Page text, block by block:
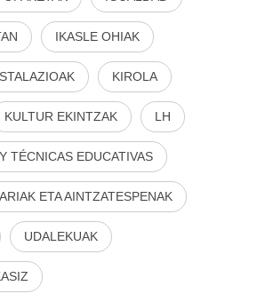
IKASLE OHIAK
KIROLA
KULTUR EKINTZAK LH
TÉCNICAS EDUCATIVAS
ETA AINTZATESPENAK
UDALEKUAK